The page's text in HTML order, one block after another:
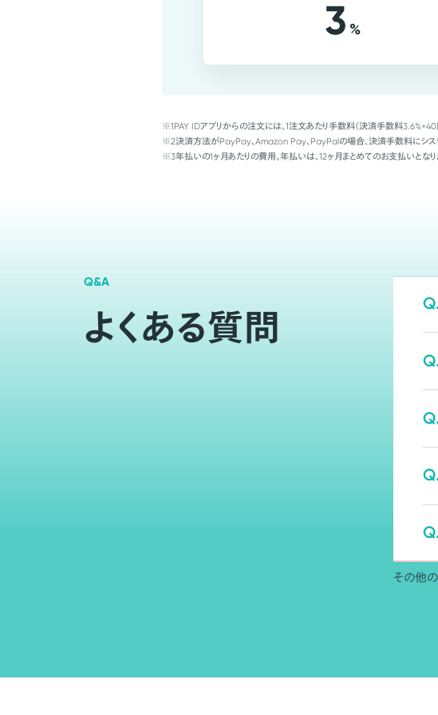
3 %
※1PAY IDアプリからの注文には、1注文あたり手数料（決済手数料
※2決済方法がPayPay、Amazon Pay、PayPalの場合、決済手数料にシス
※3年払いの1ヶ月あたりの費用。年払いは、12ヶ月まとめてのお支払いとなり
Q&A
よくある質問
Q.
Q.
Q.
Q.
Q.
その他